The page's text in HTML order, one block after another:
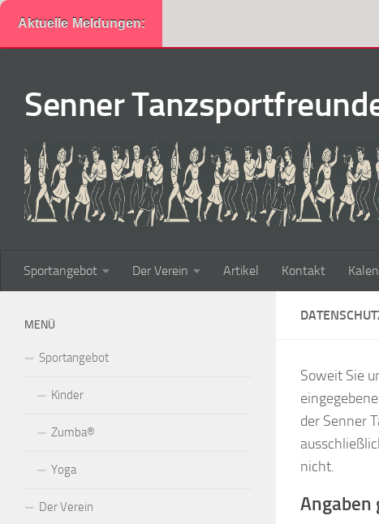
Aktuelle Meldungen:
Senner
Sportangebot Der Verein Artikel Kontakt
Soweit Sie
der Senner
nicht.
Angaben
MENÜ
Sportangebot
Kinder
Zumba®
Yoga
Der Verein